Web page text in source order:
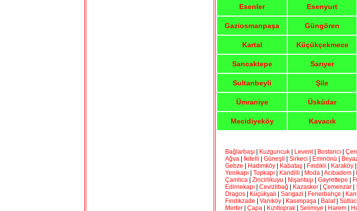
Esenler Esenyurt
Gaziosmanpaşa Güngören
Kartal Küçükçekmece
Sancaktepe Sarıyer
Sultanbeyli Şile
Ümraniye Üsküdar
Mecidiyeköy Kavacık
Bağlarbaşı Kuzguncuk Levent| Bostancı
Ağva
İkitelli Güneşli Sirkeci Eminönü
Gebze
Hadımköy Kabataş Fındıklı Karaköy
Yenikapı
Topkapı Kandilli Moda Acıbadem
Çamlıca
Zincirlikuyu Nişantaşı Gayrettepe
Edirnekapı
Cevizlibağ Kazasker Çemenzar
Dragos
Küçükyalı Sarıgazi Fenerbahçe
Fındıkzade
Vaniköy Kasımpaşa Balat|
Merter
Çapa Kızıltoprak Selimiye Harem